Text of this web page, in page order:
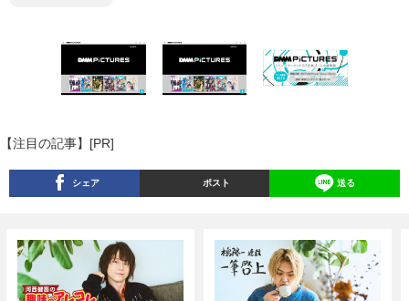
【注目の記事】[PR]
シェア ポスト 送る